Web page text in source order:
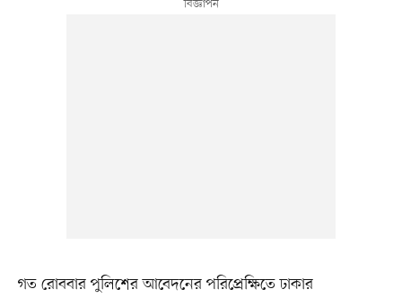
গত রোববার পুলিশের আবেদনের পরিপ্রেক্ষিতে ঢাকার